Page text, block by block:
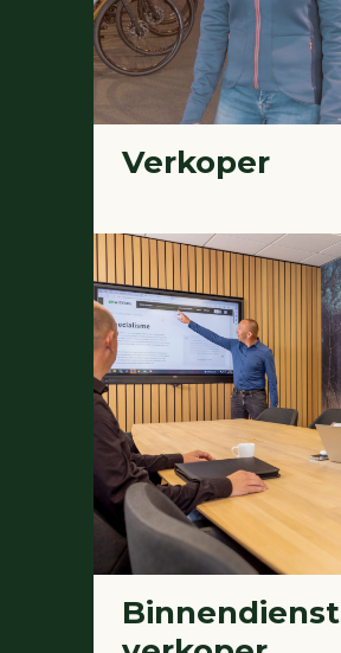
Verkoper
Binnendienst